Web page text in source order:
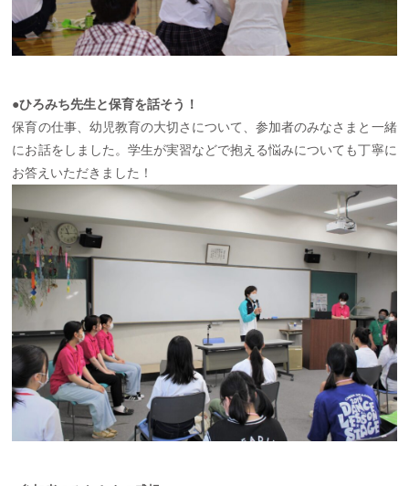
●ひろみち先生と保育を話そう！
保育の仕事、幼児教育の大切さについて、参加者のみなさまと一緒
にお話をしました。学生が実習などで抱える悩みについても丁寧に
お答えいただきました！